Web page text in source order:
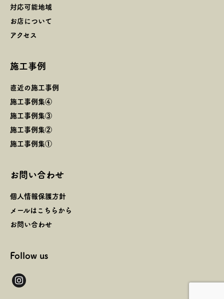
対応可能地域
お店について
アクセス
施工事例
直近の施工事例
施工事例集④
施工事例集③
施工事例集②
施工事例集①
お問い合わせ
個人情報保護方針
メールはこちらから
お問い合わせ
Follow us
instagram